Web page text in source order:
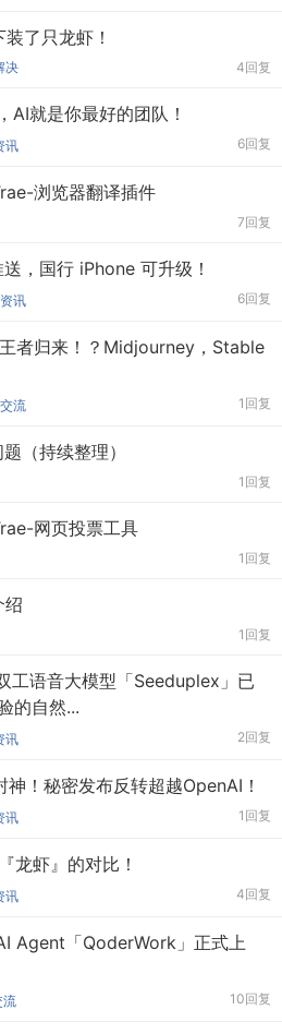
了只龙虾！
决 4回复
AI就是你最好的团队！
讯 6回复
浏览器翻译插件
7回复
，国行 iPhone 可升级！
讯 6回复
者归来！？Midjourney，Stable
流 1回复
（持续整理）
1回复
网页投票工具
1回复
绍
1回复
工语音大模型「Seeduplex」已
的自然...
讯 2回复
！秘密发布反转超越OpenAI！
讯 1回复
龙虾』的对比！
讯 4回复
Agent「QoderWork」正式上
流 10回复